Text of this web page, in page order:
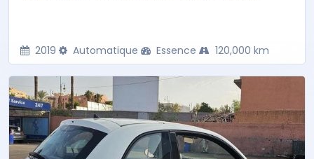
2019 Automatique Essence 120,000 km